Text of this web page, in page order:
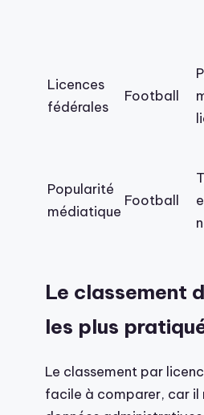
Licences
fédérales
Football
Popularité
médiatique
Football
Le classement
les plus
Le classement par
facile à comparer, car il